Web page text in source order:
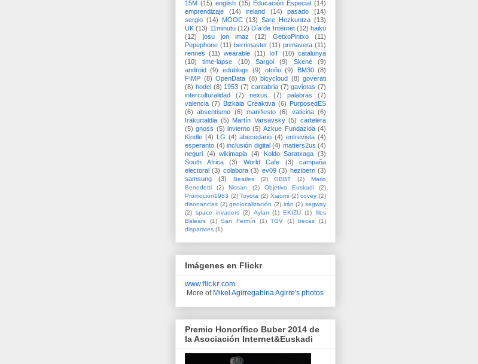
15M (15) english (15) Educación Especial (14)
emprendizaje
(14) ireland (14) pasado
(14)
sergio (14) MOOC (13) Sare_Hezkuntza (13)
UK (13) 11minutu (12) Día de Internet (12) haiku
(12)
josu jon imaz (12) GetxoPintxo
(11)
Pepephone (11) berrimaster (11) primavera (11)
rennes (11) wearable (11) IoT (10) catalunya
(10)
time-lapse (10) Sargoi (9) Skené
(9)
android (9) edublogs (9) otoño (9) BM30 (8)
FIMP (8) OpenData (8) bicycloud (8) goverati
(8) hodei (8) 1953 (7) cantabria (7) gaviotas (7)
interculturalidad
(7) nexus (7) palabras
(7)
valencia (7) Bizkaia Creaktiva (6) PurposedES
(6)
absentismo (6) manifiesto (6) vaticina (6)
Irakurtaldia (5) Martín Varsavsky (5) cartelera
(5) gnoss (5) invierno (5) Azkue Fundazioa (4)
Kindle (4) LG (4) abecedario (4) entrevista (4)
esperanto (4) inclusión digital (4) matters2us (4)
neguri (4) wikimapia (4) Koldo Saratxaga (3)
South Africa
(3) World Cafe (3)
campaña
electoral (3) colabora (3) ev09 (3) heziberri (3)
samsung
(3) Beatles (2) GBBT (2)
Mario
Benedetti
(2) Nissan (2) Objetivo Euskadi
(2)
Promoción1983 (2) Toyota (2) Xiaomi (2) covey (2)
disonancias (2) geolocalización (2) irán (2) segway
(2) space invaders (2) Aylan (1) EKIZU (1)
Illes
Balears
(1) San Fermín (1) TGV (1) becas
(1)
disparates (1)
Imágenes en Flickr
www.flickr .com
More of Mikel Agirregabiria Agirre's photos
Premio Honorífico Buber 2014 de
la Asociación Internet&Euskadi